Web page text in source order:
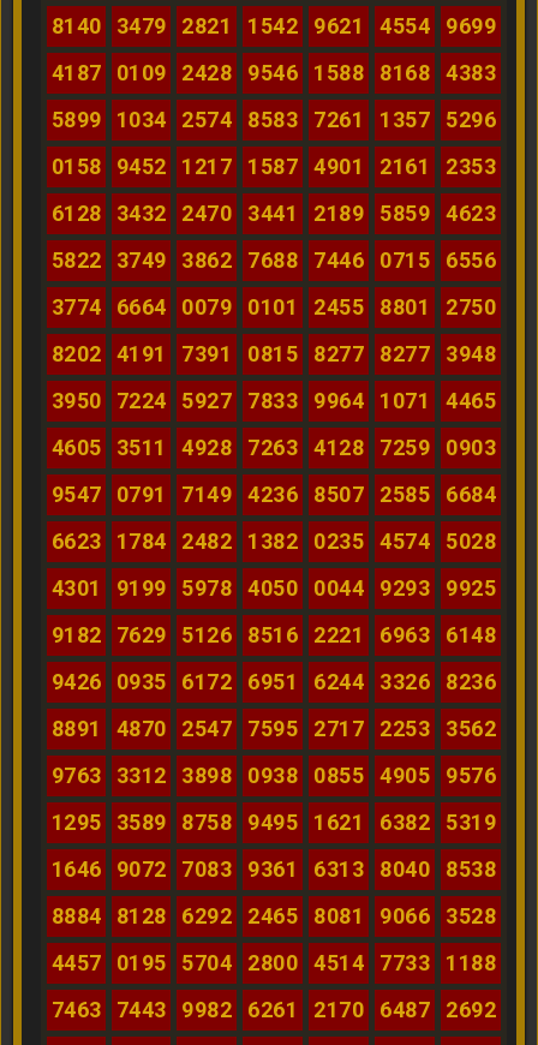
8140
3479 2821 1542 9621 4554
9699
4187
0109 2428 9546 1588 8168
4383
5899
1034 2574 8583 7261 1357
5296
0158
9452 1217 1587 4901 2161
2353
6128
3432 2470 3441 2189 5859
4623
5822
3749 3862 7688 7446 0715
6556
3774
6664 0079 0101 2455 8801
2750
8202
4191 7391 0815 8277 8277
3948
3950
7224 5927 7833 9964 1071
4465
4605
3511 4928 7263 4128 7259
0903
9547
0791 7149 4236 8507 2585
6684
6623
1784 2482 1382 0235 4574
5028
4301
9199 5978 4050 0044 9293
9925
9182
7629 5126 8516 2221 6963
6148
9426
0935 6172 6951 6244 3326
8236
8891
4870 2547 7595 2717 2253
3562
9763
3312 3898 0938 0855 4905
9576
1295
3589 8758 9495 1621 6382
5319
1646
9072 7083 9361 6313 8040
8538
8884
8128 6292 2465 8081 9066
3528
4457
0195 5704 2800 4514 7733
1188
7463
7443 9982 6261 2170 6487
2692